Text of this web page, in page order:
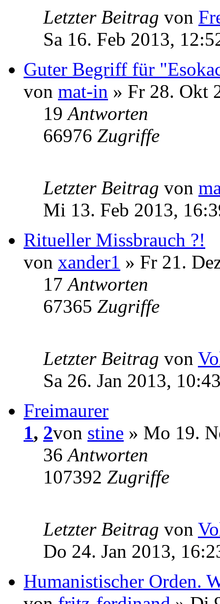
Letzter Beitrag von
Sa 16. Feb 2013,
Guter Begriff für
von mat-in » Fr 28. Okt
19Antworten
66976 Zugriffe
Letzter Beitrag von
Mi 13. Feb 2013,
Ritueller Missbrauch ?!
von xander1 » Fr 21.
17Antworten
67365 Zugriffe
Letzter Beitrag von
Sa 26. Jan 2013,
Freimaurer
1, 2von stine » Mo 19.
36Antworten
107392 Zugriffe
Letzter Beitrag von
Do 24. Jan 2013,
Humanistischer Orden.